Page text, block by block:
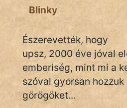
Blinky
Észerevették, hogy
upsz, 2000 éve jóval
emberiség, mint mi a
szóval gyorsan
görögöket...